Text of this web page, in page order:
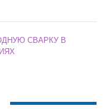
СВАРКУ В